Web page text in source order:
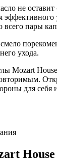
не
всего пары
ухода.
Mozart
для себя
House